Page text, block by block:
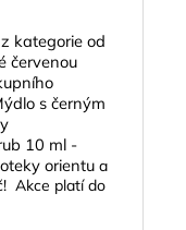
kategorie od
červenou
s černým
10 ml -
orientu a
Akce platí do